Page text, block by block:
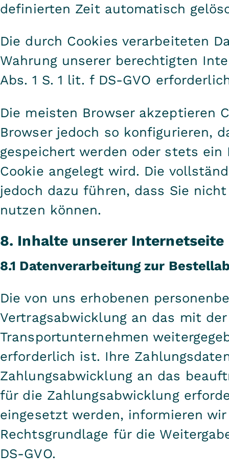
definierten Zeit automatisch
Die durch Cookies verarbeiteten
Wahrung unserer berechtigten
Abs. 1 S. 1 lit. f DS-GVO
Die meisten Browser akzeptieren
Browser jedoch so konfigurieren,
gespeichert werden oder stets
Cookie angelegt wird. Die
jedoch dazu führen, dass Sie
nutzen können.
8. Inhalte unserer Internetseite
8.1 Datenverarbeitung zur
Die von uns erhobenen
Vertragsabwicklung an das mit
Transportunternehmen
erforderlich ist. Ihre
Zahlungsabwicklung an das
für die Zahlungsabwicklung
eingesetzt werden, informieren
Rechtsgrundlage für die
DS-GVO.